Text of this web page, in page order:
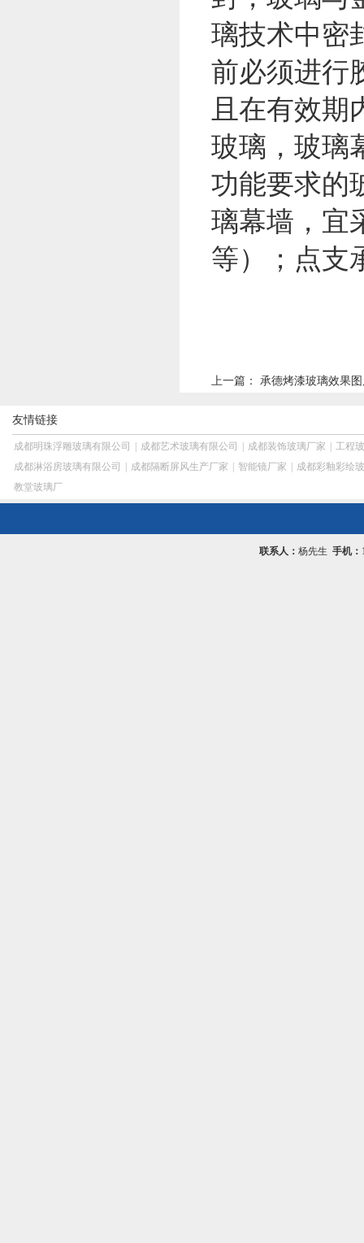
璃技术中密
前必须进行
且在有效期
玻璃，玻璃
功能要求的
璃幕墙，宜
等）；点支
上一篇： 承德烤漆玻璃效果
友情链接
成都明珠浮雕玻璃有限公司 成都艺术玻璃有限公司 成都装饰玻璃厂家
工程
成都淋浴房玻璃有限公司
成都隔断屏风生产厂家 智能镜厂家
成都彩釉彩绘
教堂玻璃厂
联系人： 杨先生 手机：